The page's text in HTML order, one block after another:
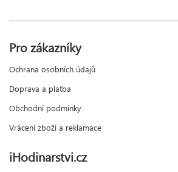
Pro zákazníky
Ochrana osobních údajů
Doprava a platba
Obchodní podmínky
Vrácení zboží a reklamace
iHodinarstvi.cz